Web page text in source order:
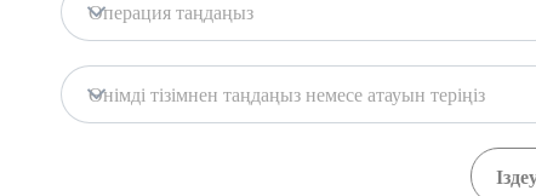
Портал дерекқоры
Мемл. жүйелер
Операция таңдаңыз
Өнімді тізімнен таңдаңыз немесе атауын теріңіз
Қоймалар
391